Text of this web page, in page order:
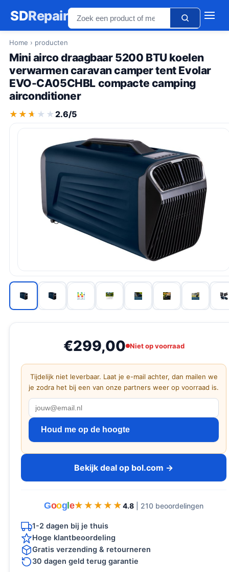
SDRepair
Home › producten
Mini airco draagbaar 5200 BTU koelen
verwarmen caravan camper tent Evolar
EVO-CA05CHBL compacte camping
airconditioner
★★★★★
★★★★★ 2.6/5
€299,00 Niet op voorraad
Tijdelijk niet leverbaar. Laat je e-mail achter, dan mailen we
je zodra het bij een van onze partners weer op voorraad is.
Houd me op de hoogte
Bekijk deal op bol.com →
Goog e★★★★★
★★★★★ 4.8 | 210 beoordelingen
1-2 dagen bij je thuis
Hoge klantbeoordeling
Gratis verzending & retourneren
30 dagen geld terug garantie